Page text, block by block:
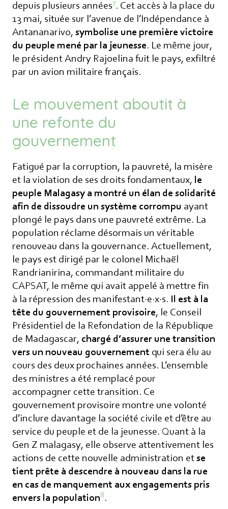
depuis plusieurs années7. Cet accès à la place du
13 mai, située sur l’avenue de l’Indépendance à
Antananarivo, symbolise une première victoire
du peuple mené par la jeunesse. Le même jour,
le président Andry Rajoelina fuit le pays, exfiltré
par un avion militaire français.
Le mouvement aboutit à
une refonte du
gouvernement
Fatigué par la corruption, la pauvreté, la misère
et la violation de ses droits fondamentaux, le
peuple Malagasy a montré un élan de solidarité
afin de dissoudre un système corrompu ayant
plongé le pays dans une pauvreté extrême. La
population réclame désormais un véritable
renouveau dans la gouvernance. Actuellement,
le pays est dirigé par le colonel Michaël
Randrianirina, commandant militaire du
CAPSAT, le même qui avait appelé à mettre fin
à la répression des manifestant·e·x·s. Il est à la
tête du gouvernement provisoire, le Conseil
Présidentiel de la Refondation de la République
de Madagascar, chargé d’assurer une transition
vers un nouveau gouvernement qui sera élu au
cours des deux prochaines années. L’ensemble
des ministres a été remplacé pour
accompagner cette transition. Ce
gouvernement provisoire montre une volonté
d’inclure davantage la société civile et d’être au
service du peuple et de la jeunesse. Quant à la
Gen Z malagasy, elle observe attentivement les
actions de cette nouvelle administration etse
tient prête à descendre à nouveau dans la rue
en cas de manquement aux engagements pris
envers la population8.